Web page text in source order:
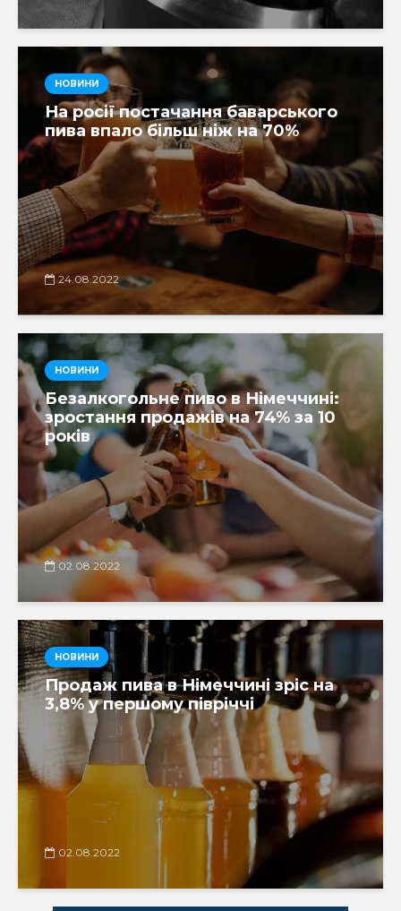
НОВИНИ
На росії постачання баварського
пива впало більш ніж на 70%
24.08.2022
НОВИНИ
Безалкогольне пиво в Німеччині:
зростання продажів на 74% за 10
років
02.08.2022
НОВИНИ
Продаж пива в Німеччині зріс на
3,8% у першому півріччі
02.08.2022